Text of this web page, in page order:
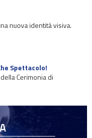
nuova identità visiva.
Spettacolo!
Cerimonia di